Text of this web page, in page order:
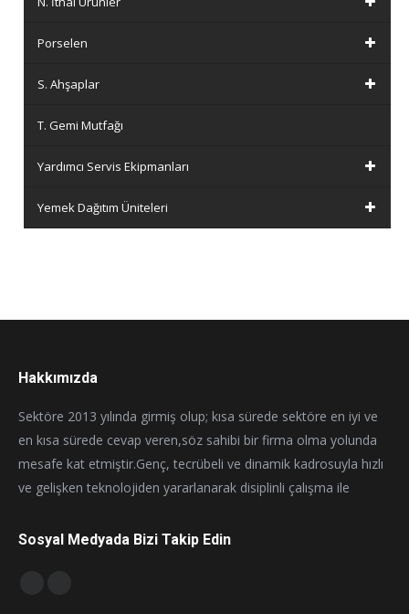
Porselen
S. Ahşaplar
T. Gemi Mutfağı
Yardımcı Servis Ekipmanları
Yemek Dağıtım Üniteleri
Hakkımızda
Sektöre 2013 yılında girmiş olup; kısa sürede sektöre en iyi ve
en kısa sürede cevap veren,söz sahibi bir firma olma yolunda
mesafe kat etmiştir.Genç, tecrübeli ve dinamik kadrosuyla hızlı
ve gelişken teknolojiden yararlanarak disiplinli çalışma ile
Sosyal Medyada Bizi Takip Edin